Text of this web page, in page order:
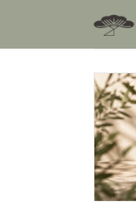
テ
ゲ